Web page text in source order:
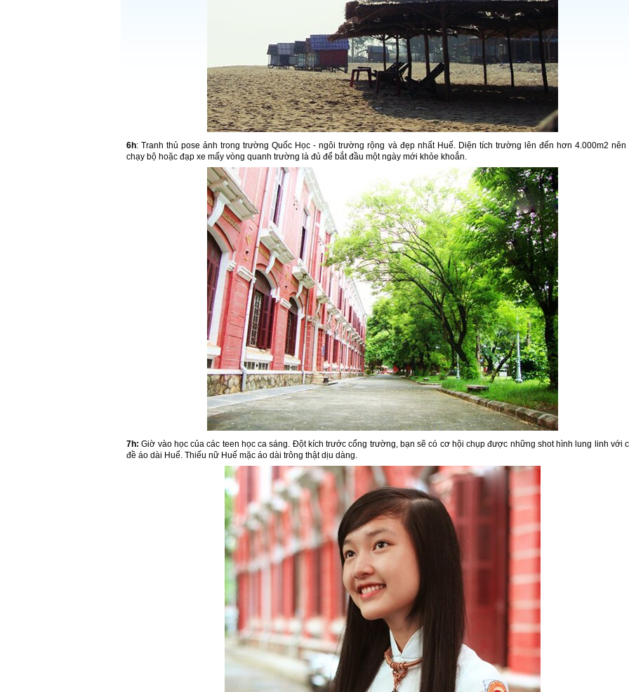
6h: Tranh thủ pose ảnh trong trường Quốc Học - ngôi trường rộng và đẹp nhất Huế. Diện tích trường lên đến hơn 4.000m2 nên
chạy bộ hoặc đạp xe mấy vòng quanh trường là đủ để bắt đầu một ngày mới khỏe khoắn.
7h: Giờ vào học của các teen học ca sáng. Đột kích trước cổng trường, bạn sẽ có cơ hội chụp được những shot hình lung linh với
đề áo dài Huế. Thiếu nữ Huế mặc áo dài trông thật dịu dàng.